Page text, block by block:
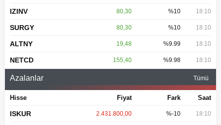
IZINV 80,30 %10 18:10
SURGY 80,30 %10 18:10
ALTNY 19,48 %9.99 18:10
NETCD 155,40 %9.98 18:10
Azalanlar Tümü
Hisse Fiyat Fark Saat
ISKUR 2.431.800,00 %-10 18:10